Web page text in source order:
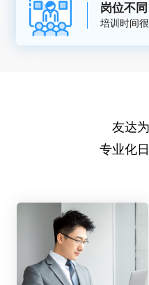
岗位不同
培训时间
友达
专业化